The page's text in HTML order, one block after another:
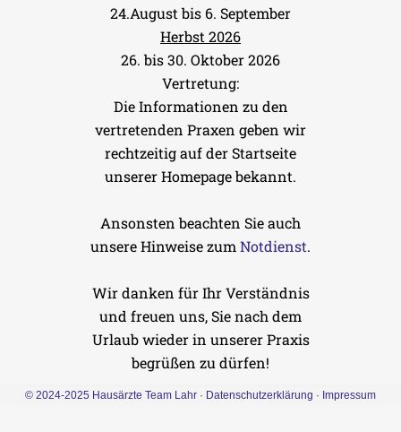
24.August bis 6. September
Herbst 2026
26. bis 30. Oktober 2026
Vertretung:
Die Informationen zu den
vertretenden Praxen geben wir
rechtzeitig auf der Startseite
unserer Homepage bekannt.
Ansonsten beachten Sie auch
unsere Hinweise zum Notdienst.
Wir danken für Ihr Verständnis
und freuen uns, Sie nach dem
Urlaub wieder in unserer Praxis
begrüßen zu dürfen!
© 2024-2025 Hausärzte Team Lahr · Datenschutzerklärung · Impressum